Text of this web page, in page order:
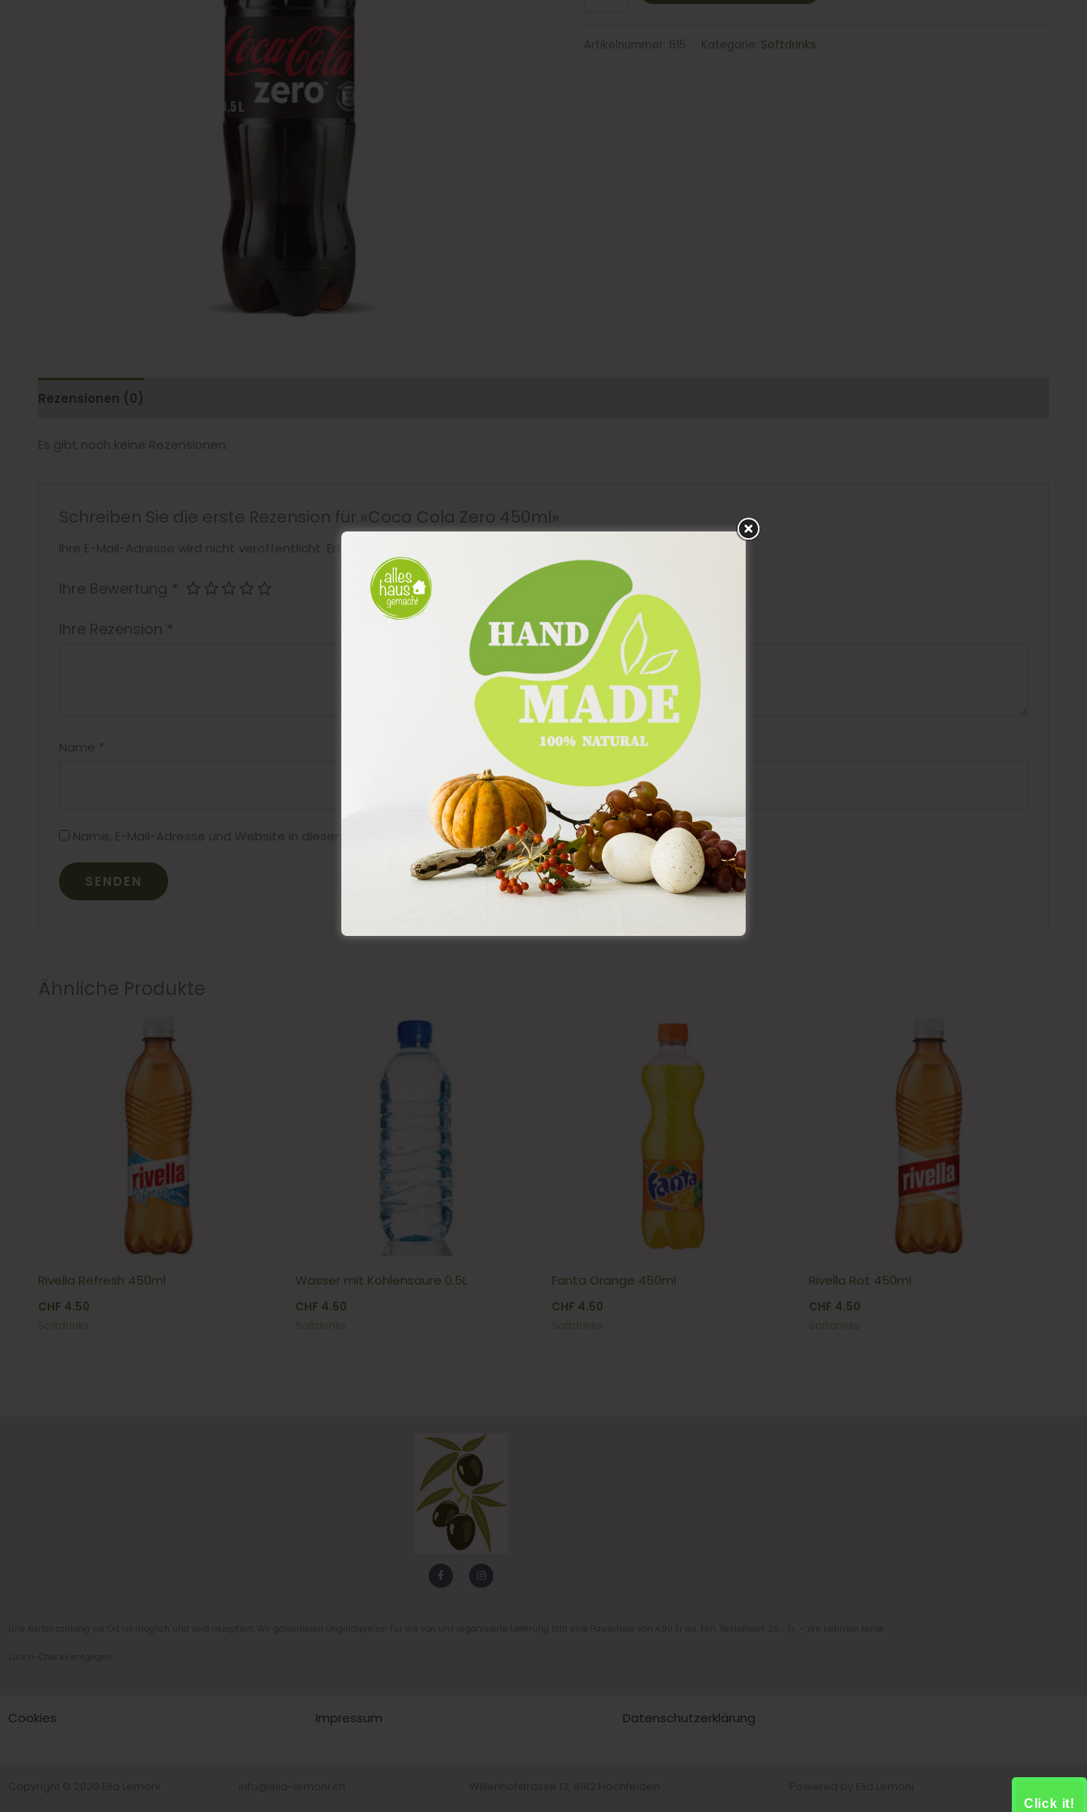
Artikelnummer: 615 Kategorie: Softdrinks
Rezensionen (0)
Es gibt noch keine Rezensionen.
Schreiben Sie die erste Rezension für «Coca Cola Zero 450ml»
Ihre E-Mail-Adresse wird nicht veröffentlicht. Erforderliche Felder sind mit
Ihre Bewertung *
Ihre Rezension *
Name * E-Mail*
Name, E-Mail-Adresse und Website in diesem Browser für meinen nächsten Kommentar speichern.
Ähnliche Produkte
Rivella Refresh 450ml
CHF 4.50
Softdrinks
Wasser mit Kohlensäure 0.5L
CHF 4.50
Softdrinks
Fanta Orange 450ml
CHF 4.50
Softdrinks
Rivella Rot 450ml
CHF 4.50
Softdrinks
F
a
c
I
n
s
Cookies Impressum Datenschutzerklärung
Click it!